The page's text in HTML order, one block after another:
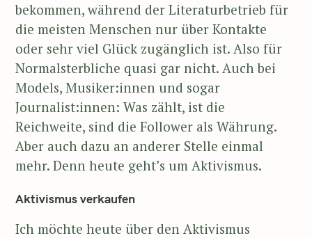
bekommen, während der Literaturbetrieb für
die meisten Menschen nur über Kontakte
oder sehr viel Glück zugänglich ist. Also für
Normalsterbliche quasi gar nicht. Auch bei
Models, Musiker:innen und sogar
Journalist:innen: Was zählt, ist die
Reichweite, sind die Follower als Währung.
Aber auch dazu an anderer Stelle einmal
mehr. Denn heute geht’s um Aktivismus.
Aktivismus verkaufen
Ich möchte heute über den Aktivismus